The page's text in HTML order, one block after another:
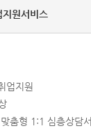
원서비스
업지원
춤형 1:1 심층상담